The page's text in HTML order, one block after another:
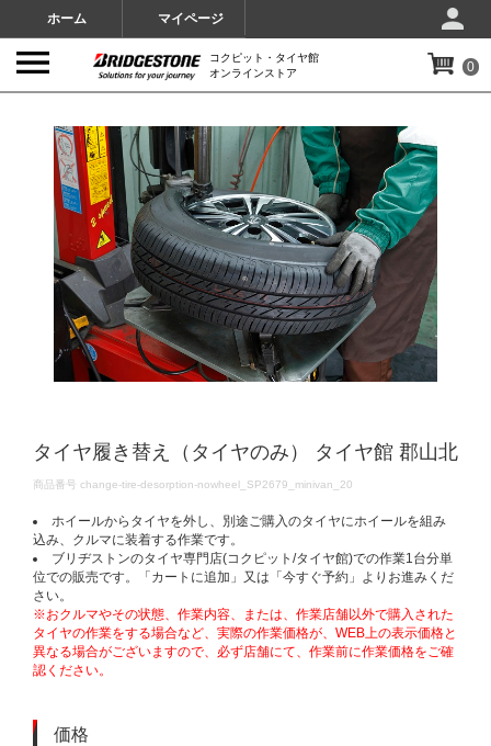
ホーム マイページ
コクピット・タイヤ館
オンラインストア
0
タイヤ履き替え（タイヤのみ） タイヤ館 郡山北
DETAILS
商品番号 change-tire-desorption-nowheel_SP2679_minivan_20
ホイールからタイヤを外し、別途ご購入のタイヤにホイールを組み
込み、クルマに装着する作業です。
ブリヂストンのタイヤ専門店(コクピット/タイヤ館)での作業1台分単
位での販売です。「カートに追加」又は「今すぐ予約」よりお進みくだ
さい。
※おクルマやその状態、作業内容、または、作業店舗以外で購入された
タイヤの作業をする場合など、実際の作業価格が、WEB上の表示価格と
異なる場合がございますので、必ず店舗にて、作業前に作業価格をご確
認ください。
価格